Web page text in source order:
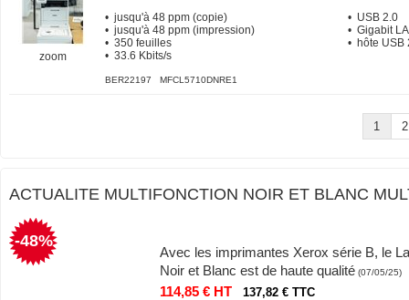
zoom
• jusqu'à 48 ppm (copie)
• jusqu'à 48 ppm (impression)
• 350 feuilles
• 33.6 Kbits/s
• USB 2.0
• Gigabit
• hôte USB
BER22197 MFCL5710DNRE1
1 2
ACTUALITE MULTIFONCTION NOIR ET BLANC
-48%
Avec les imprimantes Xerox série B, le
Noir et Blanc est de haute qualité (07/05/25)
114,85 € HT 137,82 € TTC